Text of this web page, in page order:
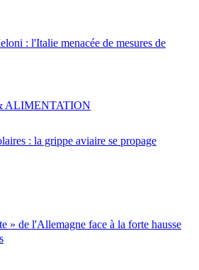
: l'Italie menacée de mesures de
: la grippe aviaire se propage
ALIMENTATION
» de l'Allemagne face à la forte hausse